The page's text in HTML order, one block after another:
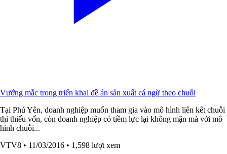
Vướng mắc trong triển khai đề án sản xuất cá ngừ theo chuỗi
Tại Phú Yên, doanh nghiệp muốn tham gia vào mô hình liên kết chuỗi
thì thiếu vốn, còn doanh nghiệp có tiềm lực lại không mặn mà với mô
hình chuỗi...
VTV8 • 11/03/2016 • 1,598 lượt xem